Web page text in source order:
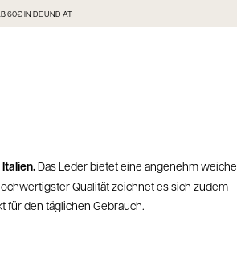
60€ IN DE UND AT
Das Leder bietet eine angenehm weiche
Qualität zeichnet es sich zudem
für den täglichen Gebrauch.